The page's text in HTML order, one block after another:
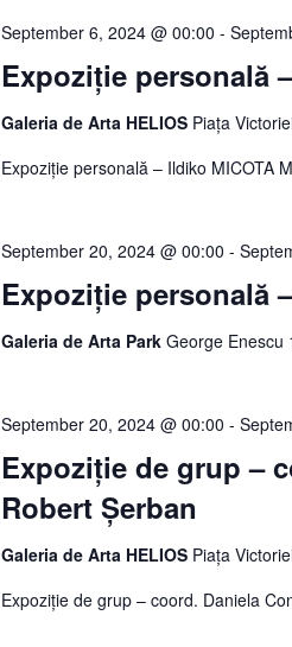
Expoziție personală
September 6, 2024 @ 00:00 -
Galeria de Arta HELIOS Piața
Expoziție personală – Ildiko MICOTA
Expoziție personală
September 20, 2024 @ 00:00 -
Galeria de Arta Park George Enescu
Expoziție de grup –
Robert Șerban
September 20, 2024 @ 00:00 -
Galeria de Arta HELIOS Piața
Expoziție de grup – coord. Daniela